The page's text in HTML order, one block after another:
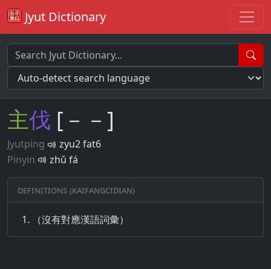
Jyut Dictionary
主伐 [－－]
Jyutping
zyu2 fat6
Pinyin
zhǔ fá
Definitions (Kaifangcidian)
（沒有對應漢語詞彙）